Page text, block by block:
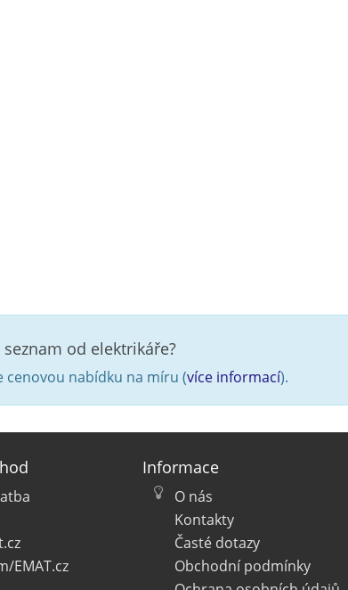
od elektrikáře?
cenovou nabídku na míru (více informací).
EMAT.cz
Informace
O nás
Kontakty
Časté dotazy
Obchodní podmínky